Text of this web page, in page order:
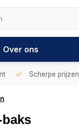
Over ons
Scherpe prijzen